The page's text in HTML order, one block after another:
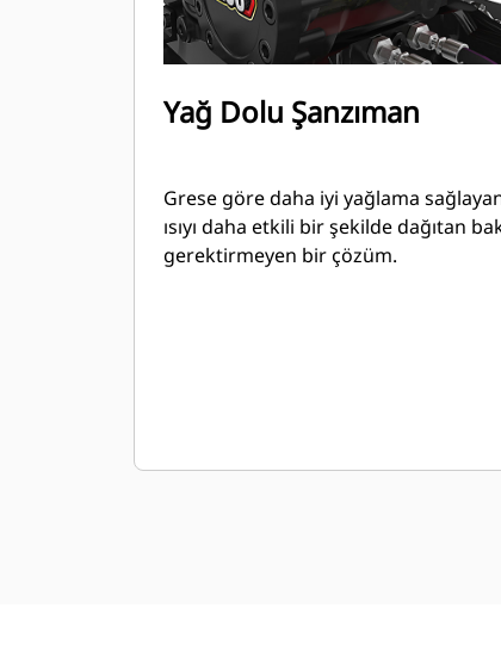
Yağ Dolu Şanzıman
Grese göre daha iyi yağlama
ısıyı daha etkili bir şekilde dağıtan
gerektirmeyen bir çözüm.